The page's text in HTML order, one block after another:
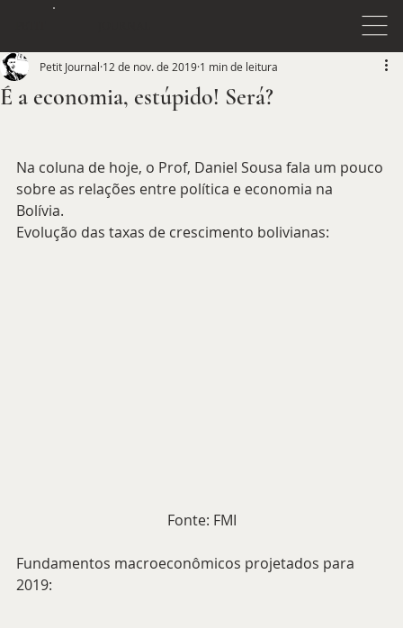
É a economia, estúpido! Será?
Petit Journal 12 de nov. de 2019 1 min de leitura
Na coluna de hoje, o Prof, Daniel Sousa fala um pouco
sobre as relações entre política e economia na
Bolívia.
Evolução das taxas de crescimento bolivianas:
Fonte: FMI
Fundamentos macroeconômicos projetados para
2019: